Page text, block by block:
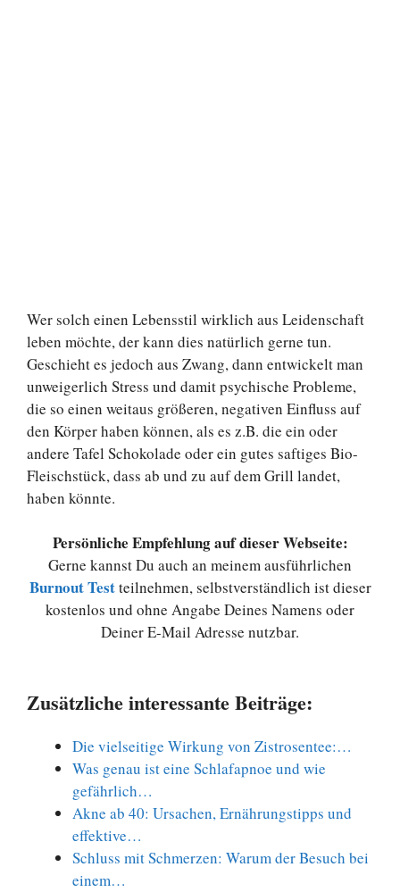
Wer solch einen Lebensstil wirklich aus Leidenschaft
leben möchte, der kann dies natürlich gerne tun.
Geschieht es jedoch aus Zwang, dann entwickelt man
unweigerlich Stress und damit psychische Probleme,
die so einen weitaus größeren, negativen Einfluss auf
den Körper haben können, als es z.B. die ein oder
andere Tafel Schokolade oder ein gutes saftiges Bio-
Fleischstück, dass ab und zu auf dem Grill landet,
haben könnte.
Persönliche Empfehlung auf dieser Webseite:
Gerne kannst Du auch an meinem ausführlichen
Burnout Testteilnehmen, selbstverständlich ist dieser
kostenlos und ohne Angabe Deines Namens oder
Deiner E-Mail Adresse nutzbar.
Zusätzliche interessante Beiträge:
Die vielseitige Wirkung von Zistrosentee:…
Was genau ist eine Schlafapnoe und wie
gefährlich…
Akne ab 40: Ursachen, Ernährungstipps und
effektive…
Schluss mit Schmerzen: Warum der Besuch bei
einem…